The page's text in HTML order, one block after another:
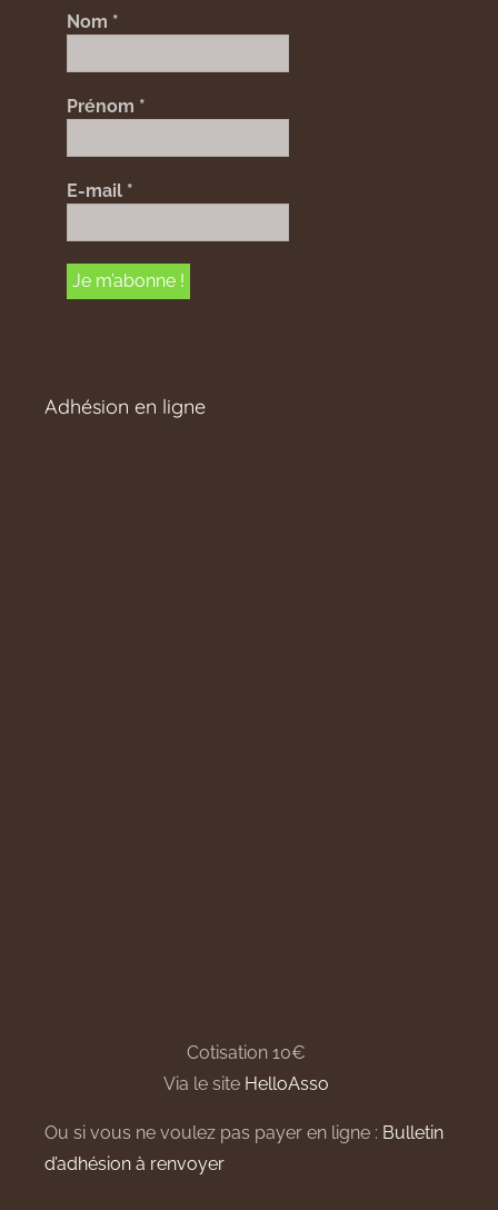
Nom *
Prénom *
E-mail *
Adhésion en ligne
Cotisation 10€
Via le site HelloAsso
Ou si vous ne voulez pas payer en ligne : Bulletin
d’adhésion à renvoyer